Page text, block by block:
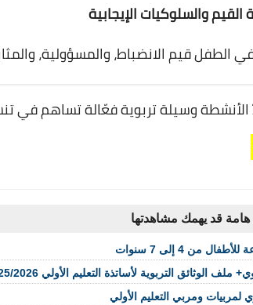
القيم والسلوكيات الإيجابية
الطفل قيم الانضباط، والمسؤولية،
الأنشطة وسيلة تربوية فعّالة تساهم في
قد يهمك مشاهدتها
من 4 إلى 7 سنوات
ملف الوثائق التربوية لأساتذة التعليم الأولي 2025/2026
لمربيات ومربي التعليم الأولي